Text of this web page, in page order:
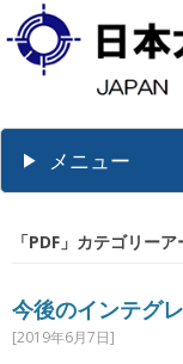
メニュー
「PDF 」カテゴリー
今後のインテグ
[2019年6月7日]